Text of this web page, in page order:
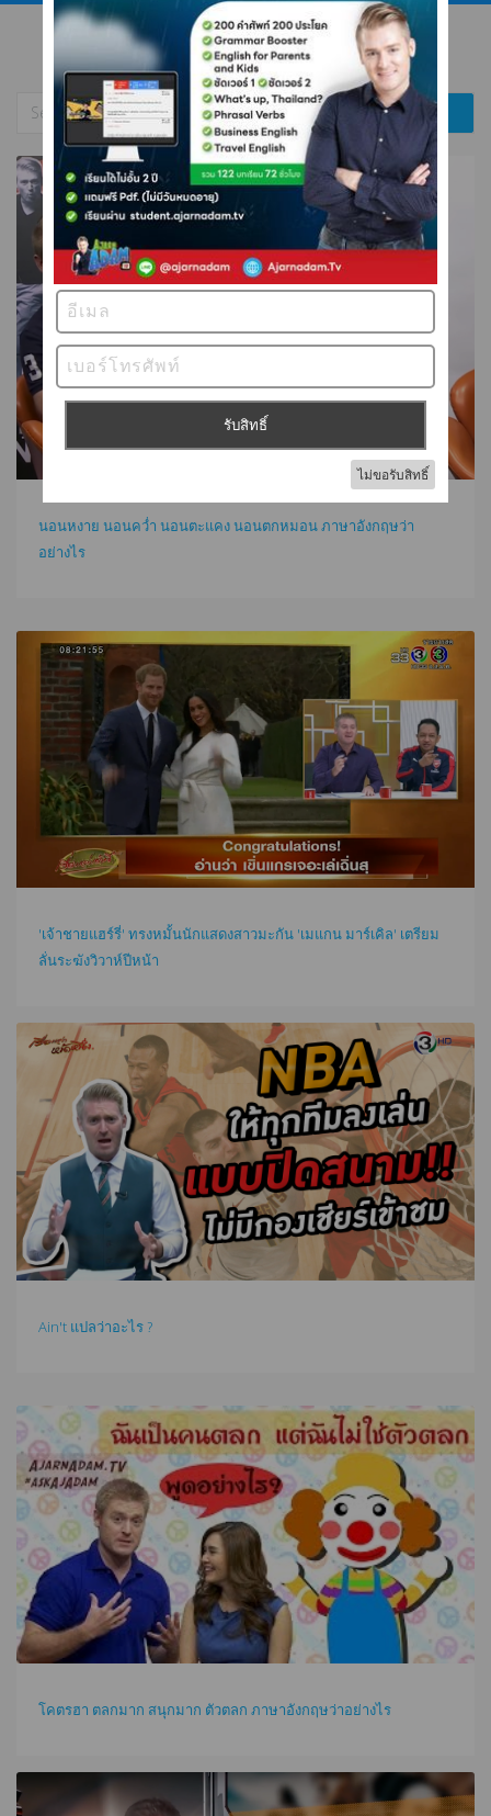
นอนหงาย นอนคว่ำ นอนตะแคง นอนตกหมอน ภาษาอังกฤษว่า
อย่างไร
'เจ้าชายแฮร์รี่' ทรงหมั้นนักแสดงสาวมะกัน 'เมแกน มาร์เคิล' เตรียม
ลั่นระฆังวิวาห์ปีหน้า
Ain't แปลว่าอะไร ?
โคตรฮา ตลกมาก สนุกมาก ตัวตลก ภาษาอังกฤษว่าอย่างไร